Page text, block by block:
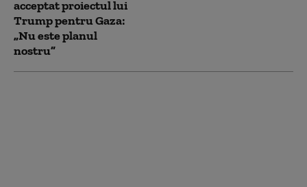
acceptat proiectul lui
Trump pentru Gaza:
„Nu este planul
nostru”